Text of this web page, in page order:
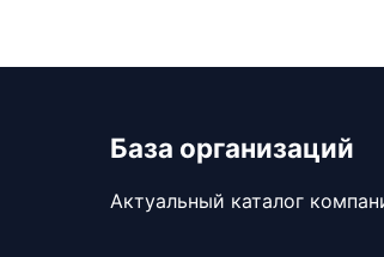
База организаций
Актуальный каталог